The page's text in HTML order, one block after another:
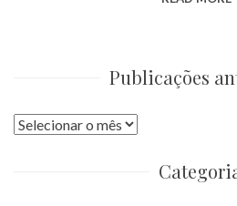
Publicações
Publicações